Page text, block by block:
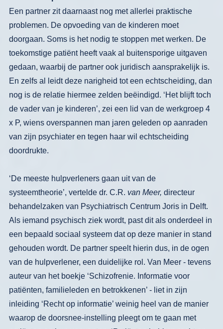
Een partner zit daarnaast nog met aller­lei praktische
problemen. De opvoeding van de kinderen moet
doorgaan. Soms is het nodig te stoppen met werken. De
toekomstige patiënt heeft vaak al buiten­sporige uitgaven
gedaan, waarbij de partner ook juridisch aansprakelijk is.
En zelfs al leidt deze narigheid tot een echtscheiding, dan
nog is de relatie hier­mee zelden beëindigd. ‘Het blijft toch
de vader van je kinderen’, zei een lid van de werkgroep 4
x P, wiens over­spannen man jaren geleden op aanraden
van zijn psychiater en tegen haar wil echtscheiding
doordrukte.
‘De meeste hulpverleners gaan uit van de
systeemtheorie’, vertelde dr. C.R. van Meer, directeur
behandelzaken van Psychiatrisch Centrum Joris in Delft.
Als iemand psychisch ziek wordt, pastdit als onderdeel in
een bepaald sociaal systeem dat op deze manier in stand
ge­houden wordt. De partner speelt hierin dus, in de ogen
van de hulpverlener, een duidelijke rol. Van Meer - tevens
auteur van het boekje ‘Schizofrenie. Informatie voor
patiënten, familieleden en betrok­kenen’ - liet in zijn
inleiding ‘Recht op informatie’ weinig heel van de manier
waarop de doorsnee-instelling pleegt om te gaan met